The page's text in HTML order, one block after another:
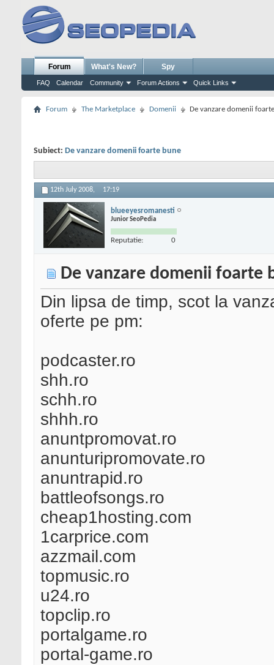
Forum
FAQ Calendar Community Forum Actions Quick Links
What's New? Spy
Forum The Marketplace Domenii De vanzare domenii
Subiect: De vanzare domenii foarte bune
12th July 2008, 17:19
blueeyesromanesti
Junior SeoPedia
Reputatie: 0
De vanzare domenii foarte
Din lipsa de timp, scot la
oferte pe pm:
podcaster.ro
shh.ro
schh.ro
shhh.ro
anuntpromovat.ro
anunturipromovate.ro
anuntrapid.ro
battleofsongs.ro
cheap1hosting.com
1carprice.com
azzmail.com
topmusic.ro
u24.ro
topclip.ro
portalgame.ro
portal-game.ro